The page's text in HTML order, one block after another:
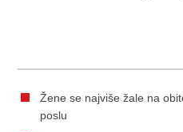
Žene se najviše žale na
poslu